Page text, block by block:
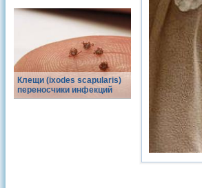
Клещи (ixodes scapularis)
переносчики инфекций